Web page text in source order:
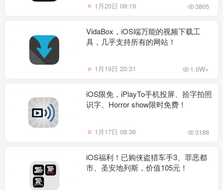
1月20日 09:19 3805
VidaBox，iOS端万能的视频下载工
具，几乎支持所有的网站！
1月19日 20:31 1.9W+
iOS限免，iPlayTo手机投屏、拾字拍照
识字、Horror show限时免费！
1月17日 08:36 3188
iOS福利！已购侠盗猎车手3、罪恶都
市、圣安地列斯，价值105元！